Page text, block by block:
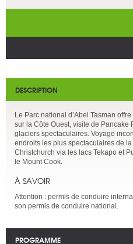
DESCRIPTION
Le Parc national d’Abel Tasman
sur la Côte Ouest, visite de Pancake
glaciers spectaculaires. Voyage
endroits les plus spectaculaires de
Christchurch via les lacs Tekapo et
le Mount Cook.
À SAVOIR
Attention : permis de conduire
son permis de conduire national.
PROGRAMME